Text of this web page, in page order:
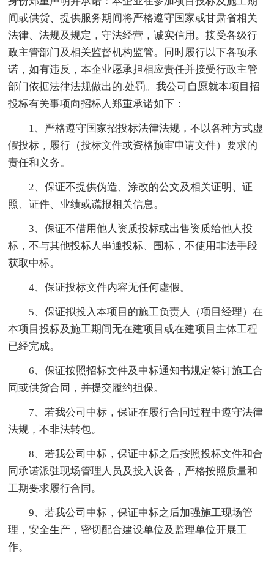
间或供货、提供服务期间将严格遵守国家或甘肃省相关
法律、法规及规定，守法经营，诚实信用。接受各级行
政主管部门及相关监督机构监管。同时履行以下各项承
诺，如有违反，本企业愿承担相应责任并接受行政主管
部门依据法律法规做出的.处罚。我公司自愿就本项目招
投标有关事项向招标人郑重承诺如下：
1、严格遵守国家招投标法律法规，不以各种方式虚
假投标，履行（投标文件或资格预审申请文件）要求的
责任和义务。
2、保证不提供伪造、涂改的公文及相关证明、证
照、证件、业绩或谎报相关信息。
3、保证不借用他人资质投标或出售资质给他人投
标，不与其他投标人串通投标、围标，不使用非法手段
获取中标。
4、保证投标文件内容无任何虚假。
5、保证拟投入本项目的施工负责人（项目经理）在
本项目投标及施工期间无在建项目或在建项目主体工程
已经完成。
6、保证按照招标文件及中标通知书规定签订施工合
同或供货合同，并提交履约担保。
7、若我公司中标，保证在履行合同过程中遵守法律
法规，不非法转包。
8、若我公司中标，保证中标之后按照投标文件和合
同承诺派驻现场管理人员及投入设备，严格按照质量和
工期要求履行合同。
9、若我公司中标，保证中标之后加强施工现场管
理，安全生产，密切配合建设单位及监理单位开展工
作。